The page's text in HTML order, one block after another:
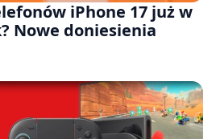
iPhone 17 już w
Nowe doniesienia